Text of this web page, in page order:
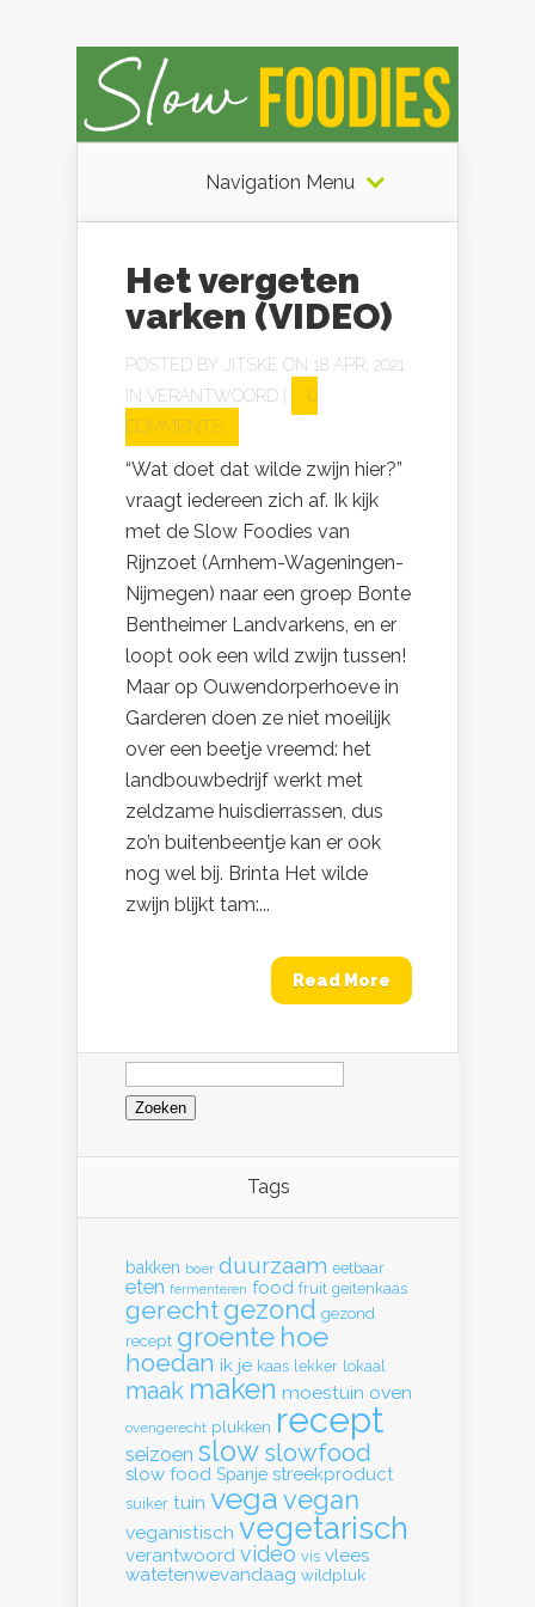
Navigation Menu
Het vergeten
varken (VIDEO)
POSTED BY JITSKE ON 18 APR, 2021
IN VERANTWOORD
0
COMMENTS
“Wat doet dat wilde zwijn hier?”
vraagt iedereen zich af. Ik kijk
met de Slow Foodies van
Rijnzoet (Arnhem-Wageningen-
Nijmegen) naar een groep Bonte
Bentheimer Landvarkens, en er
loopt ook een wild zwijn tussen!
Maar op Ouwendorperhoeve in
Garderen doen ze niet moeilijk
over een beetje vreemd: het
landbouwbedrijf werkt met
zeldzame huisdierrassen, dus
zo’n buitenbeentje kan er ook
nog wel bij. Brinta Het wilde
zwijn blijkt tam:...
Read More
Zoeken
naar:
Tags
bakken boer duurzaam eetbaar
eten fermenteren food fruit geitenkaas
gerecht gezond gezond
recept groente hoe
hoedan ik je kaas lekker lokaal
maak maken moestuin oven
ovengerecht plukken recept
seizoen slow slowfood
slow food Spanje streekproduct
suiker tuin vega vegan
veganistisch vegetarisch
verantwoord video vis vlees
watetenwevandaag wildpluk